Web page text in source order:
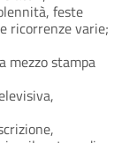
feste
ricorrenze varie;
mezzo stampa